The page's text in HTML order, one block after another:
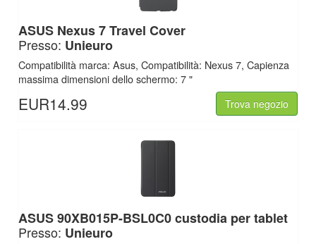
ASUS Nexus 7 Travel Cover
Presso: Unieuro
Compatibilità marca: Asus, Compatibilità: Nexus 7, Capienza
massima dimensioni dello schermo: 7 "
EUR14.99 Trova negozio
ASUS90XB015P-BSL0C0 custodia per tablet
Presso: Unieuro